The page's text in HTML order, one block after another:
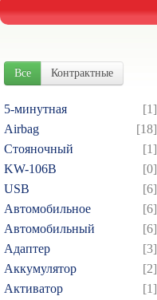
Все Контрактные
5-минутная
[1]
Airbag
[18]
Cтояночный
[1]
KW-106B
[0]
USB
[6]
Автомобильное
[6]
Автомобильный
[6]
Адаптер
[3]
Аккумулятор
[2]
Активатор
[1]